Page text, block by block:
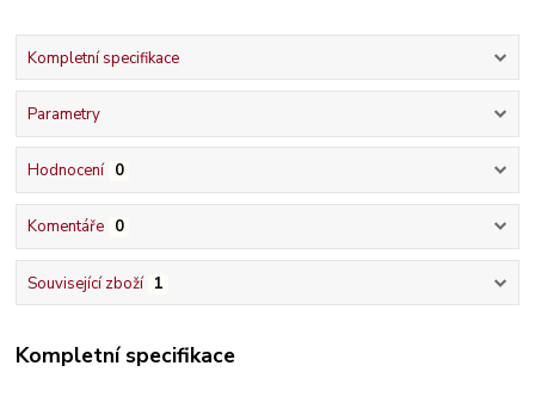
Kompletní specifikace
Parametry
Hodnocení 0
Komentáře 0
Související zboží 1
Kompletní specifikace